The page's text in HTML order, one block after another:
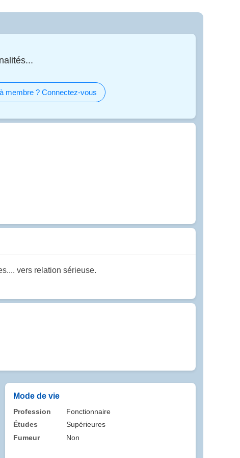
membre ? Connectez-vous
vers relation sérieuse.
Mode de vie
Profession
Fonctionnaire
Études
Supérieures
Fumeur
Non